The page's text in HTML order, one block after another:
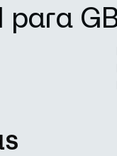
para